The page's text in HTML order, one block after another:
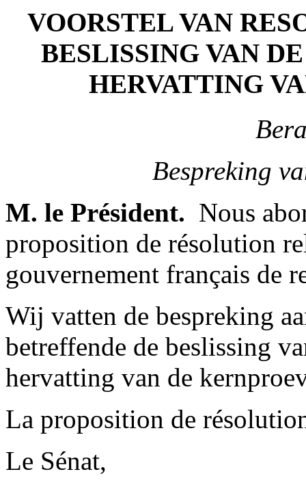
VOORSTEL VAN
BESLISSING VAN
HERVATTING
Bespreking
M. le Président.
Nous
proposition de résolution
gouvernement français de
Wij vatten de bespreking
betreffende de beslissing
hervatting van de
La proposition de
Le Sénat,